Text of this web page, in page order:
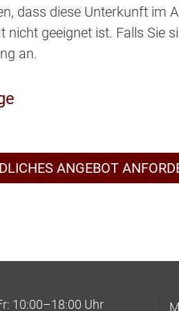
dass diese Unterkunft im
geeignet ist. Falls Sie
an.
ANGEBOT
10:00–18:00 Uhr